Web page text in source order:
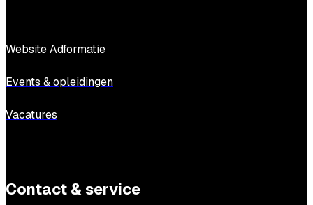
Website Adformatie
Events & opleidingen
Vacatures
Contact & service